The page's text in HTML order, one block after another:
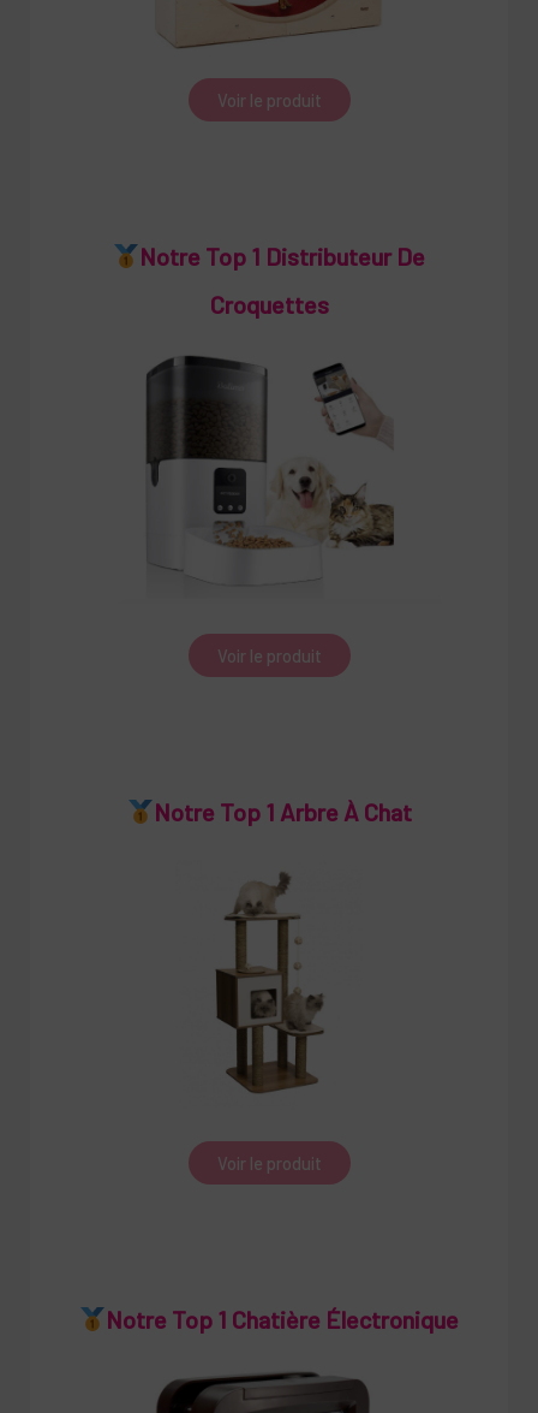
Voir le produit
Notre Top 1 Distributeur De
Croquettes
Voir le produit
Notre Top 1 Arbre À Chat
Voir le produit
Notre Top 1 Chatière Électronique